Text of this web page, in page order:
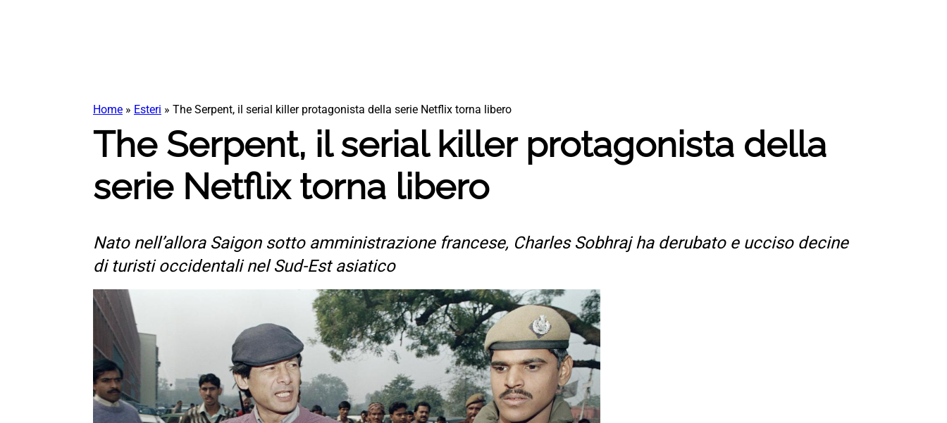
Home » Esteri » The Serpent, il serial killer protagonista della serie Netflix torna libero
The Serpent, il serial killer protagonista della
serie Netflix torna libero
Nato nell’allora Saigon sotto amministrazione francese, Charles Sobhraj ha derubato e ucciso decine
di turisti occidentali nel Sud-Est asiatico